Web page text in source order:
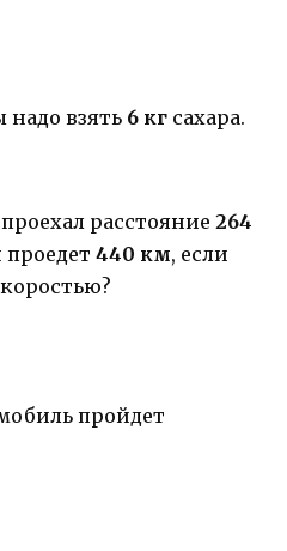
взять 6 кг сахара.
проехал расстояние 264
проедет 440 км, если
пройдет